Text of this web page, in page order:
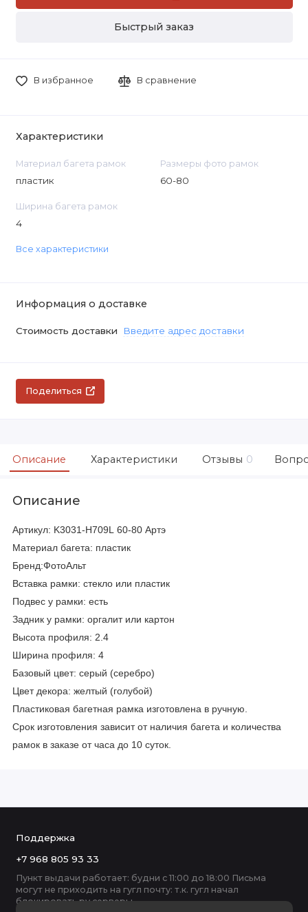
Быстрый заказ
В избранное В сравнение
Характеристики
Материал багета рамок
пластик
Размеры фото рамок
60-80
Ширина багета рамок
4
Все характеристики
Информация о доставке
Стоимость доставки Введите адрес доставки
Поделиться
Описание Характеристики Отзывы 0
Описание
Артикул: K3031-H709L 60-80 Артэ
Материал багета: пластик
Бренд:ФотоАльт
Вставка рамки: стекло или пластик
Подвес у рамки: есть
Задник у рамки: оргалит или картон
Высота профиля: 2.4
Ширина профиля: 4
Базовый цвет: серый (серебро)
Цвет декора: желтый (голубой)
Пластиковая багетная рамка изготовлена в ручную.
Срок изготовления зависит от наличия багета и количества
рамок в заказе от часа до 10 суток.
Поддержка
+7 968 805 93 33
Пункт выдачи работает: будни с 11:00 до 18:00 Письма
могут не приходить на гугл почту: т.к. гугл начал
блокировать ру серверы